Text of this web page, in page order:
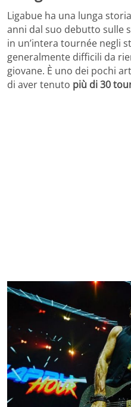
Ligabue ha una lunga
anni dal suo debutto sulle
in un’intera tournée negli
generalmente difficili da
giovane. È uno dei pochi
di aver tenuto più di 30